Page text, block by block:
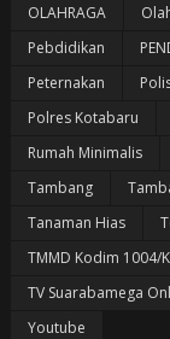
OLAHRAGA
Pebdidikan
Peternakan
Polres Kotabaru
Rumah Minimalis
Tambang
Tanaman Hias
TMMD Kodim 1004/
TV Suarabamega
Youtube